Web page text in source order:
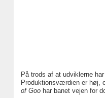
På trods af at udviklerne
Produktionsværdien er høj,
of Goohar banet vejen for